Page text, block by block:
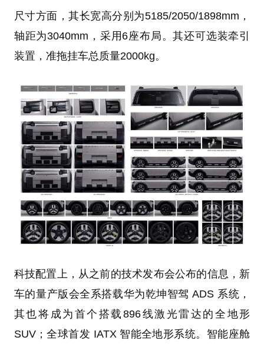
尺寸方面，其长宽高分别为5185/2050/1898mm，
轴距为3040mm，采用6座布局。其还可选装牵引
装置，准拖挂车总质量2000kg。
科技配置上，从之前的技术发布会公布的信息，新
车的量产版会全系搭载华为乾坤智驾 ADS 系统，
其也将成为首个搭载896线激光雷达的全地形
SUV；全球首发 IATX 智能全地形系统。智能座舱